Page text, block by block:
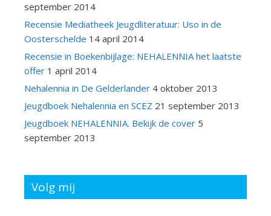
september 2014
Recensie Mediatheek Jeugdliteratuur: Uso in de
Oosterschelde 14 april 2014
Recensie in Boekenbijlage: NEHALENNIA het laatste
offer 1 april 2014
Nehalennia in De Gelderlander 4 oktober 2013
Jeugdboek Nehalennia en SCEZ 21 september 2013
Jeugdboek NEHALENNIA. Bekijk de cover 5
september 2013
Volg mij